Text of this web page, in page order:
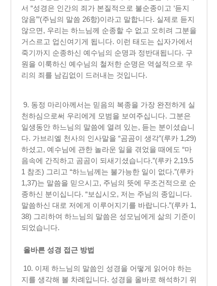
서 “성경은 인간의 죄가 본질적으로 불순종이고 ‘듣지
않음’”(주님의 말씀 26항)이라고 말합니다. 실제로 듣지
않으면, 우리는 하느님께 순종할 수 없고 오히려 그분을
거스르고 업신여기게 됩니다. 이런 태도는 십자가에서
죽기까지 순종하신 예수님의 순명과 정반대됩니다. 구
원을 이룩하신 예수님의 철저한 순명은 역설적으로 우
리의 죄를 남김없이 드러내는 것입니다.
9. 동정 마리아께서는 믿음의 복종을 가장 완전하게 실
천하심으로써 우리에게 모범을 보여주십니다. 그분은
일생동안 하느님의 말씀에 열려 있는, 듣는 분이셨습니
다. 가브리엘 천사의 인사말을 “곰곰이 생각”(루카 1,29)
하셨고, 예수님에 관한 놀라운 일을 겪었을 때에도 “마
음속에 간직하고 곰곰이 되새기셨습니다.”(루카 2,19.5
1 참조) 그리고 “하느님께는 불가능한 일이 없다.”(루카
1,37)는 말씀을 믿으시고, 주님의 뜻에 무조건적으로 순
종하신 분이십니다. “보십시오, 저는 주님의 종입니다.
말씀하신 대로 저에게 이루어지기를 바랍니다.”(루카 1,
38) 그리하여 하느님의 말씀은 성모님에게 삶의 기준이
되었습니다.​
올바른 성경 접근 방법
10. 이제 하느님의 말씀인 성경을 어떻게 읽어야 하는
지를 생각해 볼 차례입니다. 성경을 올바로 해석하기 위